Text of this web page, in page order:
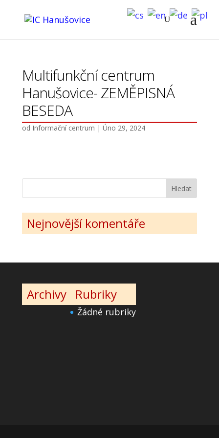
Multifunkční centrum
Hanušovice- ZEMĚPISNÁ
BESEDA
od Informační centrum | Úno 29, 2024
Nejnovější komentáře
Archivy Rubriky
Žádné rubriky